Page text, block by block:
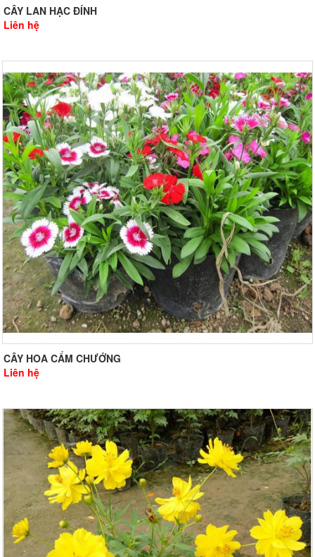
CÂY LAN HẠC ĐÍNH
Liên hệ
CÂY HOA CẨM CHƯỚNG
Liên hệ